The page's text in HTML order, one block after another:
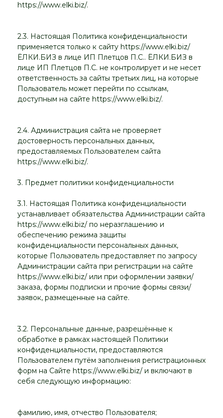
https://www.elki.biz/.
2.3. Настоящая Политика конфиденциальности
применяется только к сайту https://www.elki.biz/
ЁЛКИ.БИЗ в лице ИП Плетцов П.С.. ЁЛКИ.БИЗ в
лице ИП Плетцов П.С. не контролирует и не несет
ответственность за сайты третьих лиц, на которые
Пользователь может перейти по ссылкам,
доступным на сайте https://www.elki.biz/.
2.4. Администрация сайта не проверяет
достоверность персональных данных,
предоставляемых Пользователем сайта
https://www.elki.biz/.
3. Предмет политики конфиденциальности
3.1. Настоящая Политика конфиденциальности
устанавливает обязательства Администрации сайта
https://www.elki.biz/ по неразглашению и
обеспечению режима защиты
конфиденциальности персональных данных,
которые Пользователь предоставляет по запросу
Администрации сайта при регистрации на сайте
https://www.elki.biz/ или при оформлении заявки/
заказа, формы подписки и прочие формы связи/
заявок, размещенные на сайте.
3.2. Персональные данные, разрешённые к
обработке в рамках настоящей Политики
конфиденциальности, предоставляются
Пользователем путём заполнения регистрационных
форм на Сайте https://www.elki.biz/ и включают в
себя следующую информацию:
фамилию, имя, отчество Пользователя;